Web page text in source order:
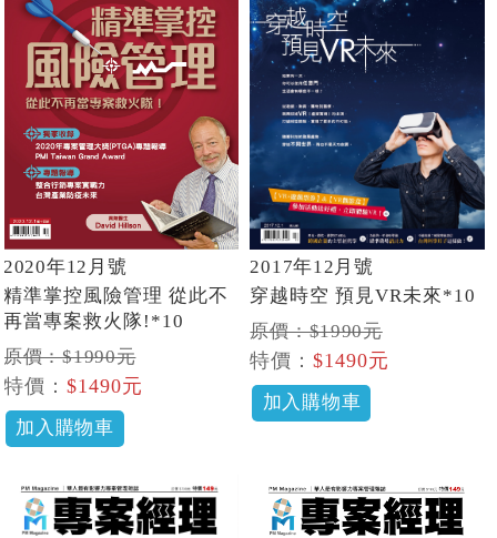
2020年12月號
精準掌控風險管理 從此不
再當專案救火隊!*10
原價：$1990元
特價：$1490元
加入購物車
2017年12月號
穿越時空 預見VR未來*10
原價：$1990元
特價：$1490元
加入購物車